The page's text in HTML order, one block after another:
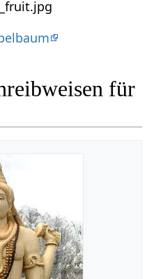
für